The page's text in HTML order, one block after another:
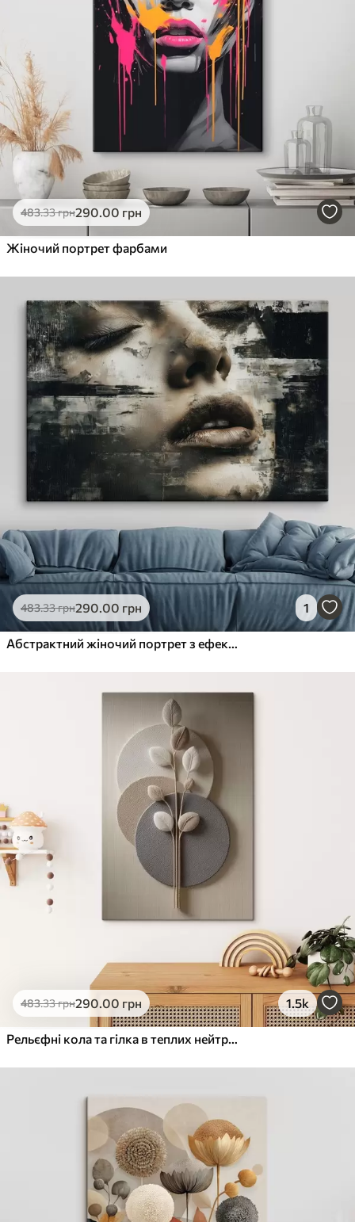
483.33грн290.00 грн
Жіночий портрет фарбами
483.33грн290.00 грн 1
Абстрактний жіночий портрет з ефектом глюку та текстурами
483.33грн290.00 грн 1.5k
Рельєфні кола та гілка в теплих нейтральних тонах